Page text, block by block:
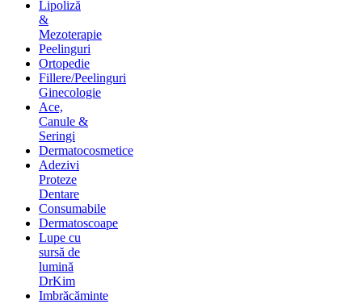
Lipoliză
&
Mezoterapie
Peelinguri
Ortopedie
Fillere/Peelinguri
Ginecologie
Ace,
Canule &
Seringi
Dermatocosmetice
Adezivi
Proteze
Dentare
Consumabile
Dermatoscoape
Lupe cu
sursă de
lumină
DrKim
Imbrăcăminte